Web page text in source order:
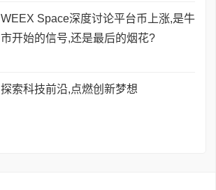
WEEX Space深度讨论平台币上涨,是牛
市开始的信号,还是最后的烟花?
探索科技前沿,点燃创新梦想